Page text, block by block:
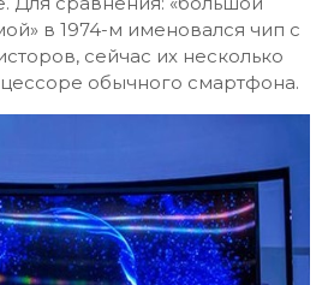
в 1974-м именовался чип с
сейчас их несколько
обычного смартфона.